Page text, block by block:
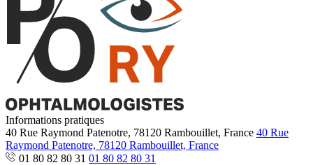
Informations pratiques
40 Rue Raymond Patenotre, 78120 Rambouillet, France 40 Rue
Raymond Patenotre, 78120 Rambouillet, France
01 80 82 80 31 01 80 82 80 31